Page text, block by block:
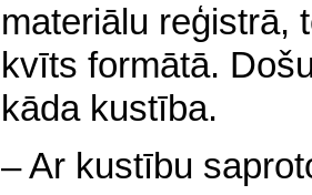
materiālu reģistrā,
kvīts formātā.
kāda kustība.
– Ar kustību